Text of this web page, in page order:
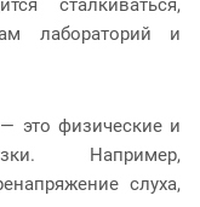
сталкиваться,
лабораторий и
это физические и
Например,
слуха,